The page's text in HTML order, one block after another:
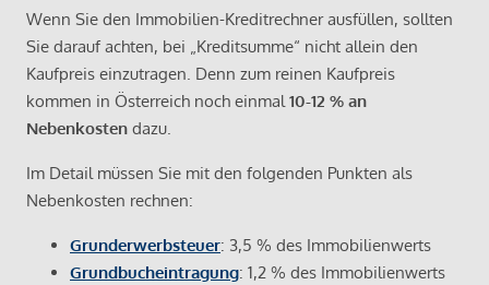
Wenn Sie den Immobilien-Kreditrechner ausfüllen, sollten
Sie darauf achten, bei „Kreditsumme“ nicht allein den
Kaufpreis einzutragen. Denn zum reinen Kaufpreis
kommen in Österreich noch einmal10-12 % an
Nebenkosten dazu.
Im Detail müssen Sie mit den folgenden Punkten als
Nebenkosten rechnen:
Grunderwerbsteuer: 3,5 % des Immobilienwerts
Grundbucheintragung: 1,2 % des Immobilienwerts